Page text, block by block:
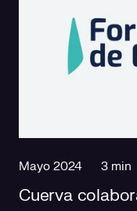
Mayo 2024 3 min
Cuerva